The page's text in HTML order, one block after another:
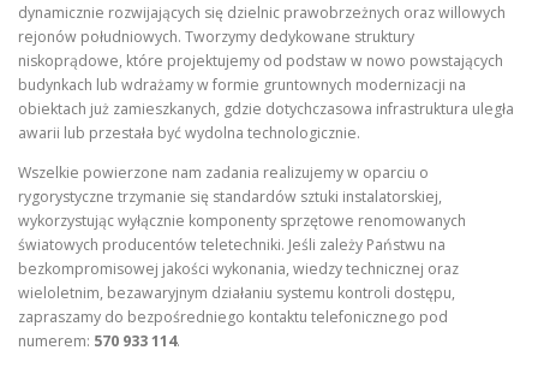
dynamicznie rozwijających się dzielnic prawobrzeżnych oraz willowych
rejonów południowych. Tworzymy dedykowane struktury
niskoprądowe, które projektujemy od podstaw w nowo powstających
budynkach lub wdrażamy w formie gruntownych modernizacji na
obiektach już zamieszkanych, gdzie dotychczasowa infrastruktura uległa
awarii lub przestała być wydolna technologicznie.
Wszelkie powierzone nam zadania realizujemy w oparciu o
rygorystyczne trzymanie się standardów sztuki instalatorskiej,
wykorzystując wyłącznie komponenty sprzętowe renomowanych
światowych producentów teletechniki. Jeśli zależy Państwu na
bezkompromisowej jakości wykonania, wiedzy technicznej oraz
wieloletnim, bezawaryjnym działaniu systemu kontroli dostępu,
zapraszamy do bezpośredniego kontaktu telefonicznego pod
numerem: 570 933 114.